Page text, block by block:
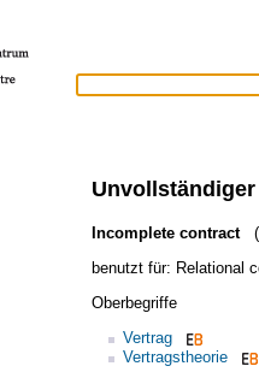
Unvollständiger
Incomplete contract
benutzt für: Relational
Oberbegriffe
Vertrag
Vertragstheorie